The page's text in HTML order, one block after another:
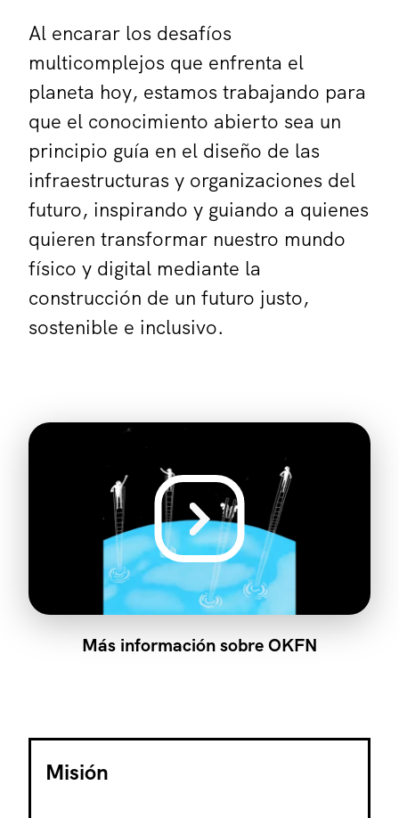
Al encarar los desafíos
multicomplejos que enfrenta el
planeta hoy, estamos trabajando para
que el conocimiento abierto sea un
principio guía en el diseño de las
infraestructuras y organizaciones del
futuro, inspirando y guiando a quienes
quieren transformar nuestro mundo
físico y digital mediante la
construcción de un futuro justo,
sostenible e inclusivo.
Más información sobre OKFN
Misión